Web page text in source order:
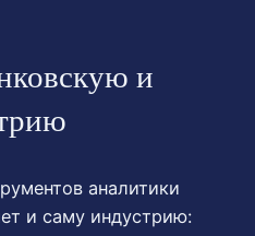
и
аналитики
и саму индустрию: